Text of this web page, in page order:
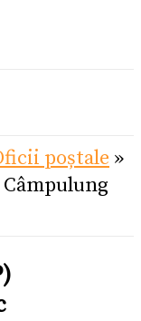
poștale »